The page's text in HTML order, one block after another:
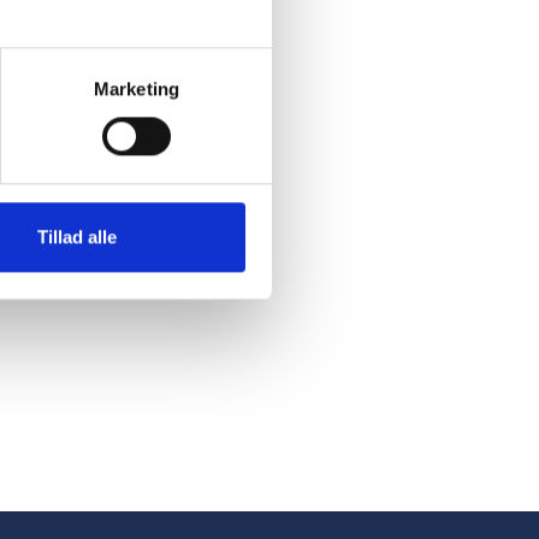
Marketing
Tillad alle
processen.
Gibotech.
vi har
over
Også